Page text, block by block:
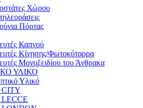
Χώρου
Πόρτας
Καπνού
Κίνησης/Φωτοκύταρρα
Μονοξειδίου του Άνθρακα
ΥΛΙΚΟ
Υλικό
CITY
LECCE